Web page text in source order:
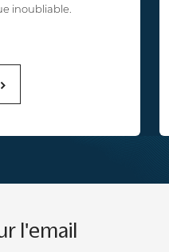
inoubliable.
l'email